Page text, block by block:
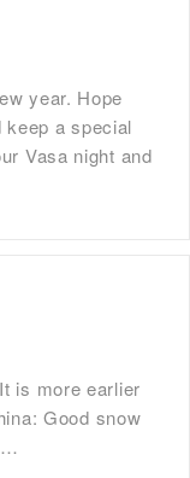
year. Hope
a special
Vasa night and
is more earlier
Good snow